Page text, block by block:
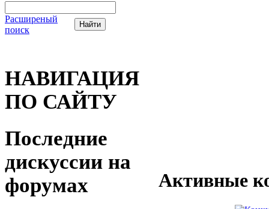
Расширеный
поиск
НАВИГАЦИЯ
ПО САЙТУ
Последние
дискуссии на
форумах
Активные